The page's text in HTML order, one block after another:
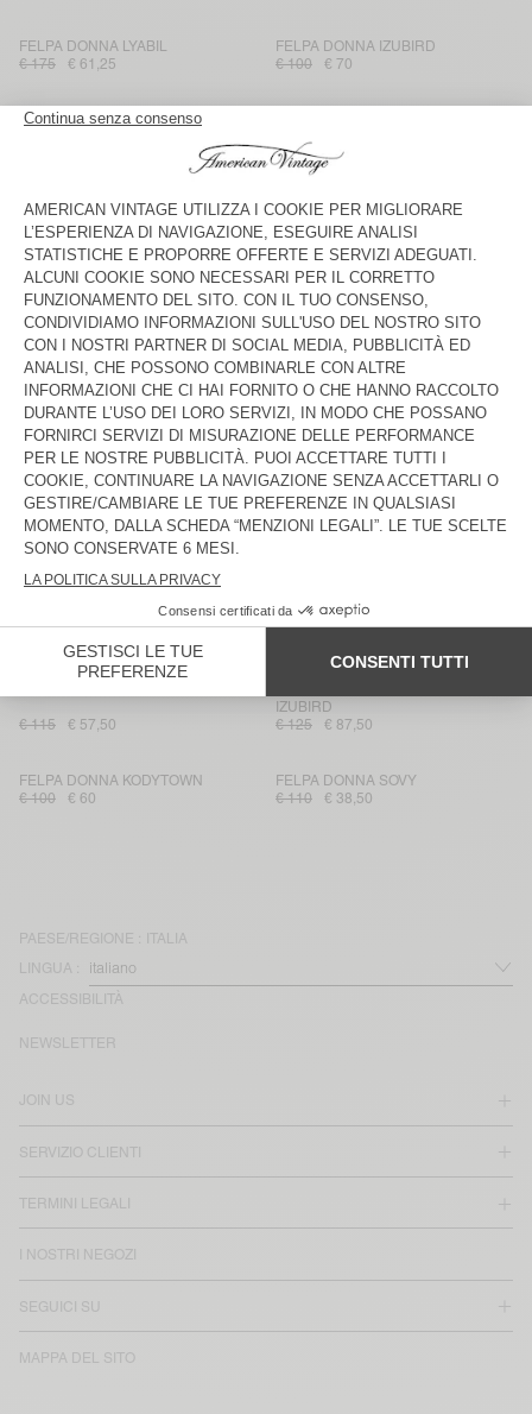
FELPA DONNA LYABIL
€ 175
€ 61,25
FELPA DONNA IZUBIRD
€ 100
€ 70
FELPA CON CAPPUCCIO DONNA
€ 135 € 81
FELPA CON CAPPUCCIO DONNA
ATUBAY
€ 115
€ 80,50
FELPA CON CAPPUCCIO DONNA
PLIZZY
€ 145
€ 101,50
FELPA DONNA ATUBAY
€ 100
€ 70
FELPA DONNA IZUBIRD
€ 145
€ 71,05
FELPA DONNA YPAWOOD
€ 130
€ 78
FELPA DONNA SOVY
€ 110
€ 38,50
FELPA DONNA DOVEN
€ 100 € 70
FELPA CON CAPPUCCIO DONNA
IZUBIRD
€ 125
€ 87,50
FELPA DONNA UTICITY
FELPA DONNA PLIZZY - 20 YEARS
FELPA DONNA IZUBIRD
€ 115 € 57,50
IZUBIRD
€ 125
€ 87,50
FELPA DONNA KODYTOWN
€ 100
€ 60
FELPA DONNA SOVY
€ 110
€ 38,50
PAESE/REGIONE :
ITALIA
LINGUA :
ACCESSIBILITÀ
JOIN US
SERVIZIO CLIENTI
TERMINI LEGALI
I NOSTRI NEGOZI
SEGUICI SU
MAPPA DEL SITO
NEWSLETTER